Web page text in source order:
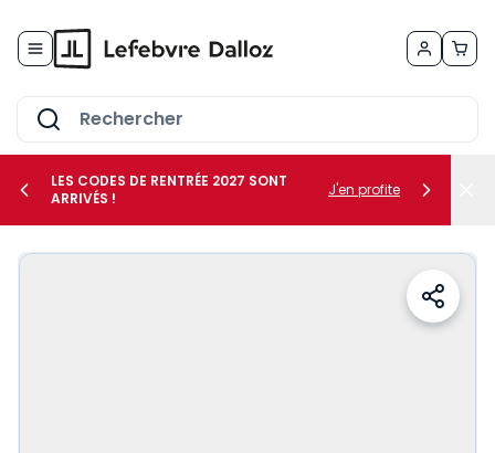
le sous-menu Vos métiers
LES CODES DE RENTRÉE 2027 SONT
ARRIVÉS !
J'en profite